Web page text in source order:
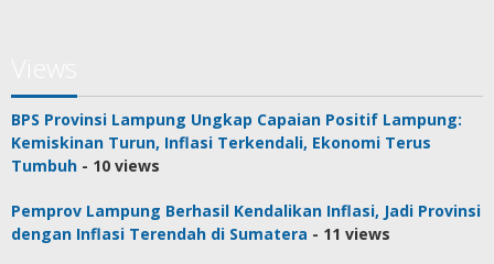
BPS Provinsi Lampung Ungkap Capaian Positif Lampung:
Kemiskinan Turun, Inflasi Terkendali, Ekonomi Terus
Tumbuh - 10 views
Pemprov Lampung Berhasil Kendalikan Inflasi, Jadi Provinsi
dengan Inflasi Terendah di Sumatera - 11 views